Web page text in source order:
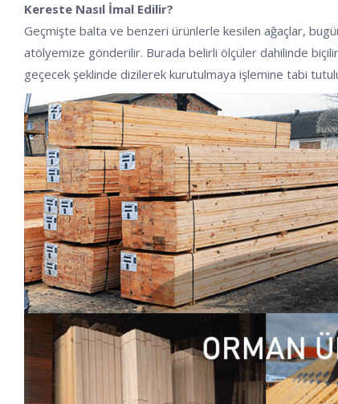
Kereste Nasıl İmal Edilir?
Geçmişte balta ve benzeri ürünlerle kesilen ağaçlar,
atölyemize gönderilir. Burada belirli ölçüler dahilinde
geçecek şeklinde dizilerek kurutulmaya işlemine tabi